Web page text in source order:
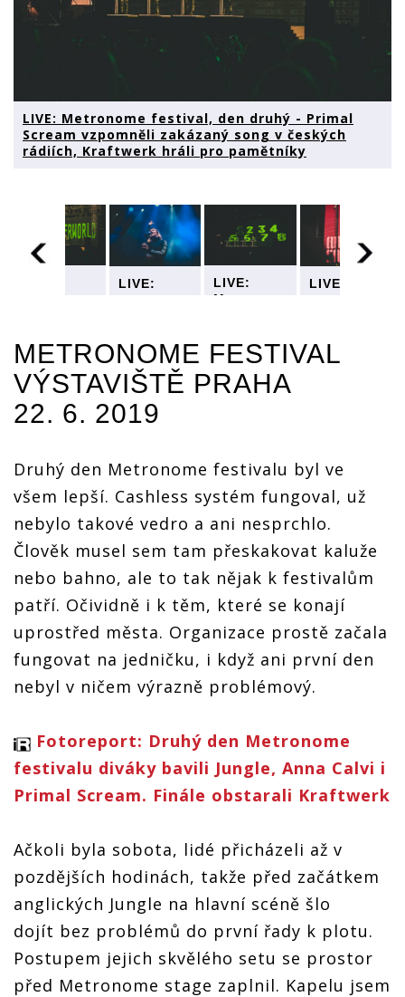
LIVE: Metronome festival, den druhý - Primal
Scream vzpomněli zakázaný song v českých
rádiích, Kraftwerk hráli pro pamětníky
- Primal
Scream
vzpomněli
zakázaný
song v
Kraftwerk
hráli pro
pamětníky
LIVE:
- Primal
Scream
vzpomněli
zakázaný
song v
Kraftwerk
hráli pro
pamětníky
LIVE:
Metronome
- Primal
Scream
vzpomněli
zakázaný
Kraftwerk
hráli pro
pamětníky
LIVE:
- Primal
Scream
Kraftwerk
hráli pro
pamětníky
METRONOME FESTIVAL
VÝSTAVIŠTĚ PRAHA
22. 6. 2019
Druhý den Metronome festivalu byl ve
všem lepší. Cashless systém fungoval, už
nebylo takové vedro a ani nesprchlo.
Člověk musel sem tam přeskakovat kaluže
nebo bahno, ale to tak nějak k festivalům
patří. Očividně i k těm, které se konají
uprostřed města. Organizace prostě začala
fungovat na jedničku, i když ani první den
nebyl v ničem výrazně problémový.
Fotoreport: Druhý den Metronome
festivalu diváky bavili Jungle, Anna Calvi i
Primal Scream. Finále obstarali Kraftwerk
Ačkoli byla sobota, lidé přicházeli až v
pozdějších hodinách, takže před začátkem
anglických Jungle na hlavní scéně šlo
dojít bez problémů do první řady k plotu.
Postupem jejich skvělého setu se prostor
před Metronome stage zaplnil. Kapelu jsem